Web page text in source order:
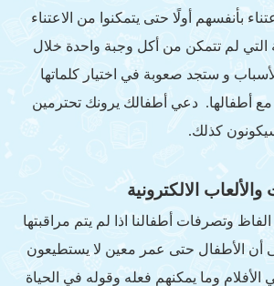
بأنفسهم أولًا حتى يتمكنوا من الاعتناء
التي لم تتمكن من أكل وجبة واحدة خلال
و ستجد صعوبة في اختيار كلماتها
مع أطفالها. دعي أطفالك يرونك تحترمين
كذلك.
الفاظ وتصرفات أطفالنا اذا لم يتم مراقبتها
أن الأطفال حتى عمر معين لا يستطيعون
الأفلام وما يمكنهم فعله وقوله في الحياة